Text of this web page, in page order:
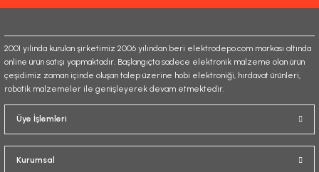
2001 yılında kurulan şirketimiz 2006 yılından beri elektrodepo.com markası altında
online ürün satışı yapmaktadır. Başlangıçta sadece elektronik malzeme olan ürün
çeşidimiz zaman içinde oluşan talep üzerine hobi elektroniği, hırdavat ürünleri,
robotik malzemeler ile genişleyerek devam etmektedir.
Üye İşlemleri
Kurumsal